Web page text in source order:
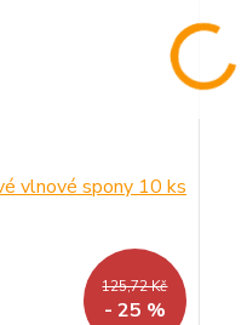
125,72 Kč
- 25 %